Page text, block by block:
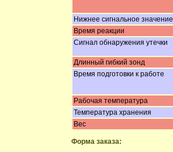
Нижнее сигнальное значение
Время реакции
Сигнал обнаружения утечки
Длинный гибкий зонд
Время подготовки к работе
Рабочая температура
Температура хранения
Вес
Форма заказа: